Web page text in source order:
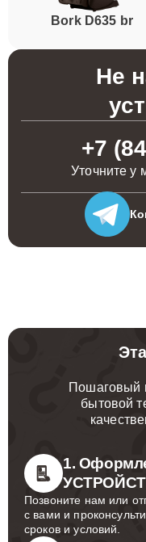
Bork D635 br
Не
+7
Уточните у
Пошаговый
бытовой
1.
Позвоните нам или
с вами и
сроков и условий.